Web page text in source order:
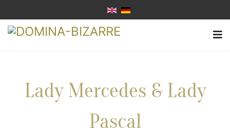
Lady Mercedes & Lady
Pascal